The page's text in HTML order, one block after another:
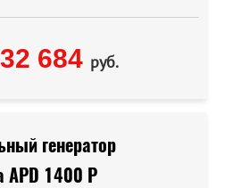
684 руб.
генератор
APD 1400 P